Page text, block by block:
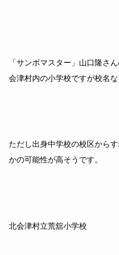
「サンボマスター」山口隆さ
会津村内の小学校ですが校名な
ただし出身中学校の校区から
かの可能性が高そうです。
北会津村立荒舘小学校